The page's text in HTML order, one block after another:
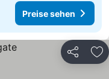
Preise sehen
Teilen